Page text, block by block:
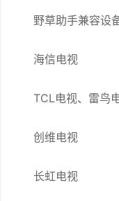
野草助手兼容设
海信电视
TCL电视、雷鸟
创维电视
长虹电视